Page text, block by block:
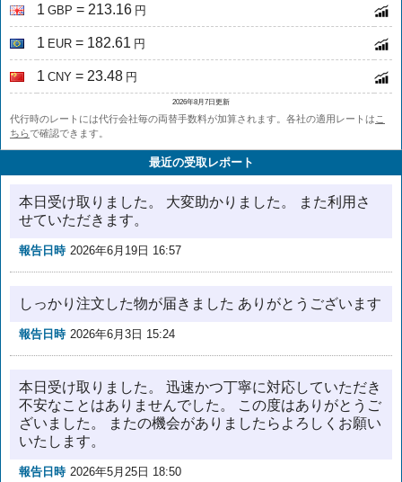
1 GBP = 213.16 円
1 EUR = 182.61 円
1 CNY = 23.48 円
2026年8月7日更新
代行時のレートには代行会社毎の両替手数料が加算されます。各社の適用レートは こ
ちらで確認できます。
最近の受取レポート
本日受け取りました。 大変助かりました。 また利用さ
せていただきます。
報告日時 2026年6月19日 16:57
しっかり注文した物が届きました ありがとうございます
報告日時 2026年6月3日 15:24
本日受け取りました。 迅速かつ丁寧に対応していただき
不安なことはありませんでした。 この度はありがとうご
ざいました。 またの機会がありましたらよろしくお願い
いたします。
報告日時 2026年5月25日 18:50